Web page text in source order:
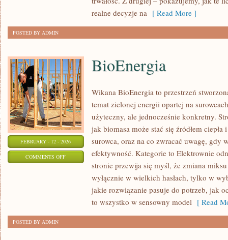
realne decyzje na [ Read More ]
POSTED BY ADMIN
FEBRUARY - 12 - 2026
COMMENTS OFFON
BIOENERGIA
BioEnergia
Wikana BioEnergia to przestrzeń
temat zielonej energii opartej na
użyteczny, ale jednocześnie konkretny.
jak biomasa może stać się źródłem
surowca, oraz na co zwracać uwagę, gdy
efektywność. Kategorie to Elektrownie
stronie przewija się myśl, że zmiana
wyłącznie w wielkich hasłach, tylko w
jakie rozwiązanie pasuje do potrzeb, jak
to wszystko w sensowny model [ Read
POSTED BY ADMIN